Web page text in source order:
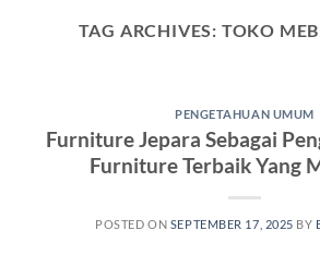
TAG ARCHIVES: TOKO
PENGETAHUAN UMUM
Furniture Jepara Sebagai
Furniture Terbaik Yang
POSTED ON SEPTEMBER 17, 2025 BY